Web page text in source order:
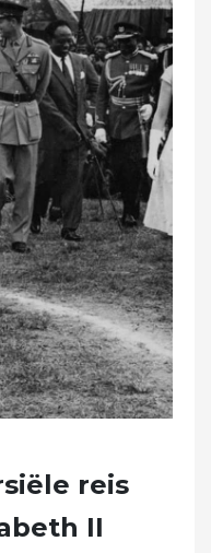
reis
II